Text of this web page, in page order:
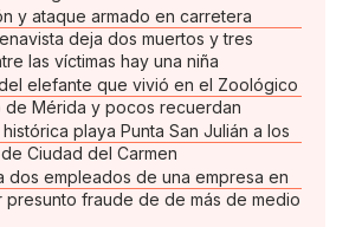
y ataque armado en carretera
deja dos muertos y tres
las víctimas hay una niña
elefante que vivió en el Zoológico
de Mérida y pocos recuerdan
playa Punta San Julián a los
Ciudad del Carmen
dos empleados de una empresa en
presunto fraude de de más de medio